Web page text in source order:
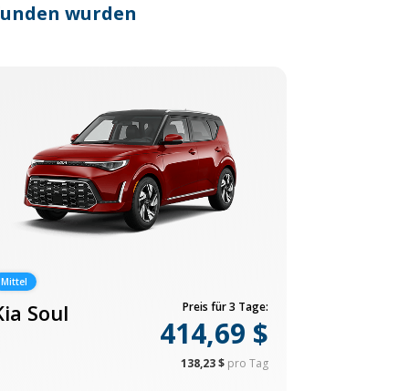
wurden
Mittel
Soul Preis für 3 Tage:
414,69 $
138,23 $ pro Tag